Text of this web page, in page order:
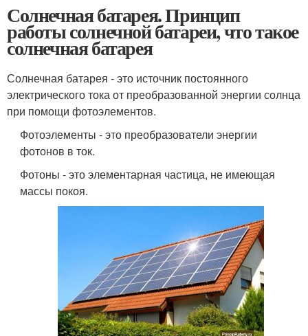
Солнечная батарея. Принцип
работы солнечной батареи, что такое
солнечная батарея
Солнечная батарея - это источник постоянного
электрического тока от преобразованной энергии солнца
при помощи фотоэлементов.
Фотоэлементы - это преобразователи энергии
фотонов в ток.
Фотоны - это элементарная частица, не имеющая
массы покоя.